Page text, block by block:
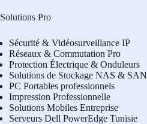
Solutions Pro
Sécurité & Vidéosurveillance IP
Réseaux & Commutation Pro
Protection Électrique & Onduleurs
Solutions de Stockage NAS & SAN
PC Portables professionnels
Impression Professionnelle
Solutions Mobiles Entreprise
Serveurs Dell PowerEdge Tunisie